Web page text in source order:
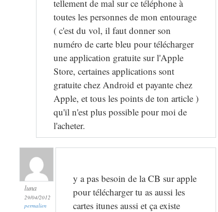
tellement de mal sur ce téléphone à
toutes les personnes de mon entourage
( c'est du vol, il faut donner son
numéro de carte bleu pour télécharger
une application gratuite sur l'Apple
Store, certaines applications sont
gratuite chez Android et payante chez
Apple, et tous les points de ton article )
qu'il n'est plus possible pour moi de
l'acheter.
luna
29/04/2012
permalien
y a pas besoin de la CB sur apple
pour télécharger tu as aussi les
cartes itunes aussi et ça existe